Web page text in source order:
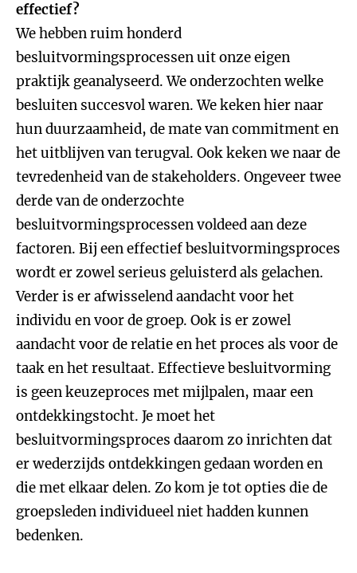
effectief?
We hebben ruim honderd
besluitvormingsprocessen uit onze eigen
praktijk geanalyseerd. We onderzochten welke
besluiten succesvol waren. We keken hier naar
hun duurzaamheid, de mate van commitment en
het uitblijven van terugval. Ook keken we naar de
tevredenheid van de stakeholders. Ongeveer twee
derde van de onderzochte
besluitvormingsprocessen voldeed aan deze
factoren. Bij een effectief besluitvormingsproces
wordt er zowel serieus geluisterd als gelachen.
Verder is er afwisselend aandacht voor het
individu en voor de groep. Ook is er zowel
aandacht voor de relatie en het proces als voor de
taak en het resultaat. Effectieve besluitvorming
is geen keuzeproces met mijlpalen, maar een
ontdekkingstocht. Je moet het
besluitvormingsproces daarom zo inrichten dat
er wederzijds ontdekkingen gedaan worden en
die met elkaar delen. Zo kom je tot opties die de
groepsleden individueel niet hadden kunnen
bedenken.